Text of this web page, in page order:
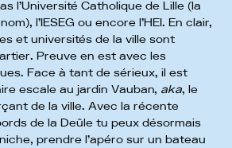
l’Université Catholique de Lille (la
l’IESEG ou encore l’HEI. En clair,
et universités de la ville sont
Preuve en est avec les
Face à tant de sérieux, il est
escale au jardin Vauban, aka, le
de la ville. Avec la récente
de la Deûle tu peux désormais
prendre l’apéro sur un bateau